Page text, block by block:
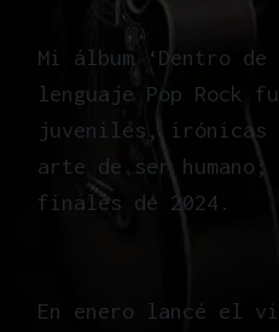
Mi álbum ‘Dentro
lenguaje Pop Rock
juveniles, irónicas
arte de ser humano;
finales de 2024.
En enero lancé el